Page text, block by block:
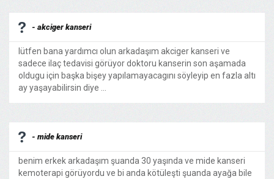
- akciger kanseri
lütfen bana yardımcı olun arkadaşım akciger kanseri ve
sadece ilaç tedavisi görüyor doktoru kanserin son aşamada
oldugu için başka bişey yapılamayacagını söyleyip en fazla altı
ay yaşayabilirsin diye ...
- mide kanseri
benim erkek arkadaşım şuanda 30 yaşında ve mide kanseri
kemoterapi görüyordu ve bi anda kötüleşti şuanda ayağa bile